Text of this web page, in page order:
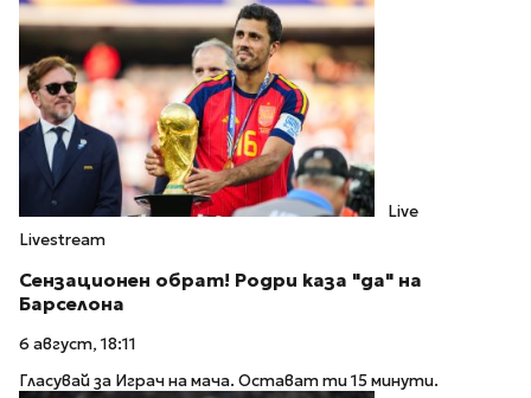
Live
Livestream
Сензационен обрат! Родри каза "да" на
Барселона
6 август, 18:11
Гласувай за Играч на мача. Остават ти 15 минути.